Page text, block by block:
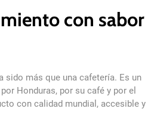
con sabor
sido más que una cafetería. Es un
Honduras, por su café y por el
con calidad mundial, accesible y